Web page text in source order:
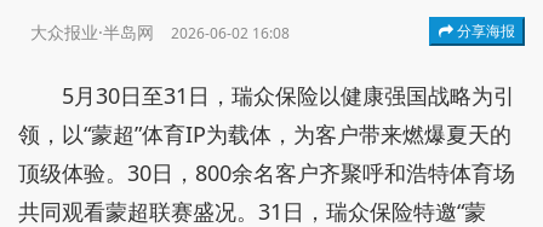
大众报业·半岛网 2026-06-02 16:08 分享海报
5月30日至31日，瑞众保险以健康强国战略为引
领，以“蒙超”体育IP为载体，为客户带来燃爆夏天的
顶级体验。30日，800余名客户齐聚呼和浩特体育场
共同观看蒙超联赛盛况。31日，瑞众保险特邀“蒙